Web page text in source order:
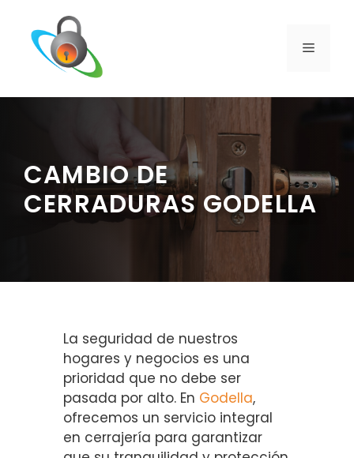
contenido
MENÚ
CAMBIO DE
CERRADURAS GODELLA
La seguridad de nuestros
hogares y negocios es una
prioridad que no debe ser
pasada por alto. En Godella,
ofrecemos un servicio integral
en cerrajería para garantizar